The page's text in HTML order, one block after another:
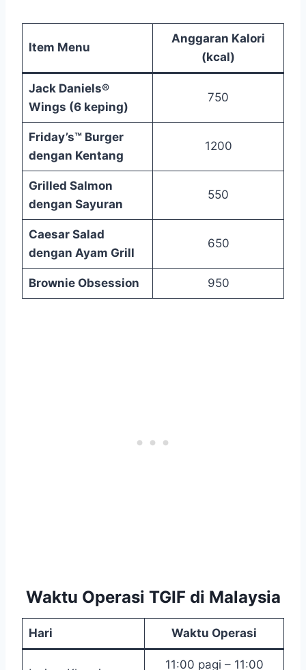
Item Menu
Anggaran Kalori
(kcal)
Jack Daniels®
Wings (6 keping)
750
Friday’s™ Burger
dengan Kentang
1200
Grilled Salmon
dengan Sayuran
550
Caesar Salad
dengan Ayam Grill
650
Brownie Obsession 950
Waktu Operasi TGIF di Malaysia
Hari Waktu Operasi
11:00 pagi – 11:00